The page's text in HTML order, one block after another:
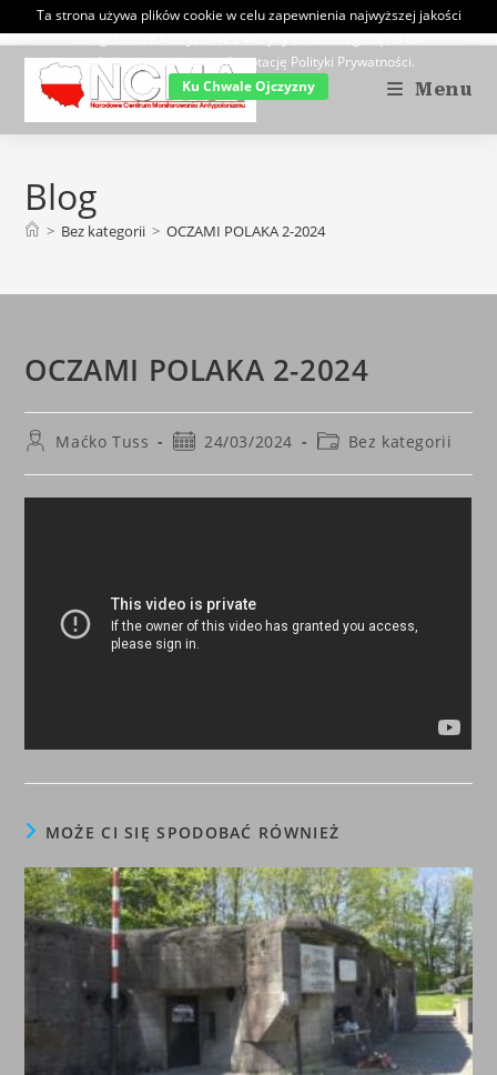
to
content
Menu
Blog
> Bez kategorii > OCZAMI POLAKA 2-2024
OCZAMI POLAKA 2-2024
PostMaćko Tuss
Post24/03/2024
PostBez kategorii
MOŻE CI SIĘ SPODOBAĆ RÓWNIEŻ
Ta strona używa plików cookie w celu zapewnienia najwyższej jakości
usług. Dalsze korzystanie z witryny oznacza zgodę na ich
wykorzystywanie oraz akceptację Polityki Prywatności.
Ku Chwale Ojczyzny